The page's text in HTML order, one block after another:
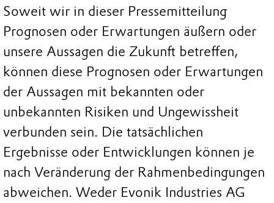
Soweit wir in dieser Pressemitteilung
Prognosen oder Erwartungen äußern oder
unsere Aussagen die Zukunft betreffen,
können diese Prognosen oder Erwartungen
der Aussagen mit bekannten oder
unbekannten Risiken und Ungewissheit
verbunden sein. Die tatsächlichen
Ergebnisse oder Entwicklungen können je
nach Veränderung der Rahmenbedingungen
abweichen. Weder Evonik Industries AG